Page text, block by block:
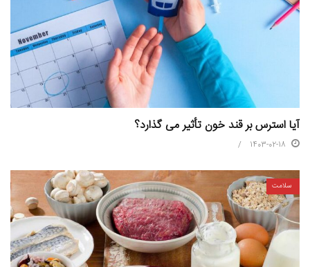
آیا استرس بر قند خون تأثیر می گذارد؟
1403-02-18
سلامت